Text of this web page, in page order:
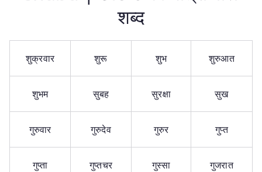
शब्द
शुक्रवार शुरू शुभ शुरुआत
शुभम सुबह सुरक्षा सुख
गुरुवार गुरुदेव गुरुर गुप्त
गुप्ता गुप्तचर गुस्सा गुजरात